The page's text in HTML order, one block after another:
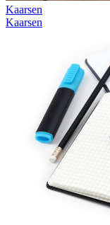
Kaarsen
Kaarsen